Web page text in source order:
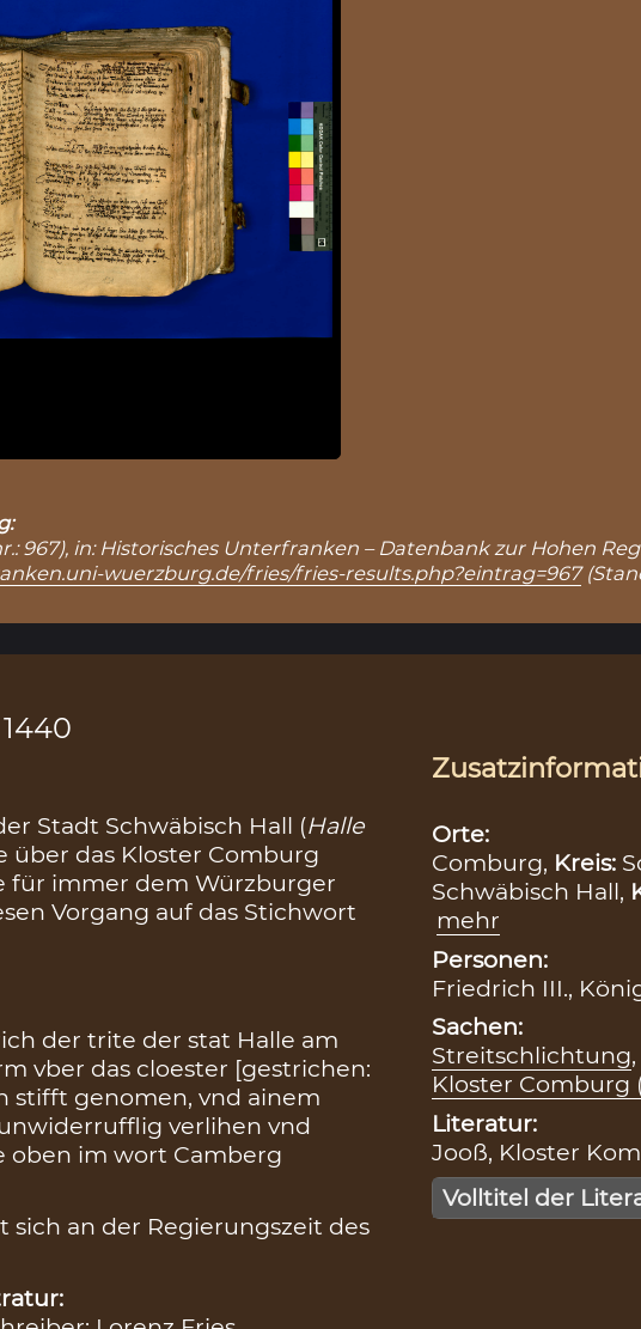
967), in: Historisches Unterfranken – Datenbank zur Hohen
wuerzburg.de/fries/fries-results.php?eintrag=967
1440
Stadt Schwäbisch Hall (Halle
über das Kloster Comburg
für immer dem Würzburger
Vorgang auf das Stichwort
der trite der stat Halle am
vber das cloester [gestrichen:
stifft genomen, vnd ainem
verlihen vnd
oben im wort Camberg
an der Regierungszeit des
Orte:
Comburg, Kreis:
Schwäbisch Hall,
mehr
Personen:
Friedrich III.,
Sachen:
Streitschlichtung,
Kloster Comburg
Literatur:
Jooß, Kloster
Volltitel der